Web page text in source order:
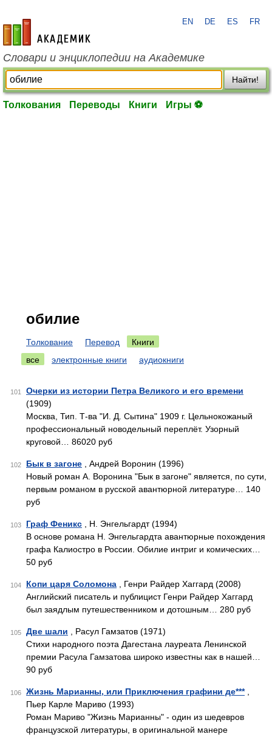
academic.ru
EN DE ES FR
Словари и энциклопедии на Академике
Найти!
Толкования Переводы Книги Игры ⚽
обилие
Толкование Перевод
Книги
все
электронные книги аудиокниги
101
Очерки из истории Петра Великого и его времени
(1909)
Москва, Тип. Т-ва "И. Д. Сытина" 1909 г. Цельнокожаный
профессиональный новодельный переплёт. Узорный
круговой… 86020 руб
102 Бык в загоне , Андрей Воронин (1996)
Новый роман А. Воронина "Бык в загоне" является, по сути,
первым романом в русской авантюрной литературе… 140
руб
103 Граф Феникс , Н. Энгельгардт (1994)
В основе романа Н. Энгельгардта авантюрные похождения
графа Калиостро в России. Обилие интриг и комических…
50 руб
104 Копи царя Соломона , Генри Райдер Хаггард (2008)
Английский писатель и публицист Генри Райдер Хаггард
был заядлым путешественником и дотошным… 280 руб
105 Две шали , Расул Гамзатов (1971)
Стихи народного поэта Дагестана лауреата Ленинской
премии Расула Гамзатова широко известны как в нашей…
90 руб
106 Жизнь Марианны, или Приключения графини де***,
Пьер Карле Мариво (1993)
Роман Мариво "Жизнь Марианны" - один из шедевров
французской литературы, в оригинальной манере